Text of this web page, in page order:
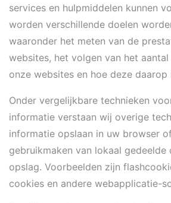
services en hulpmiddelen kunnen
worden verschillende doelen
waaronder het meten van de
websites, het volgen van het
onze websites en hoe deze daarop
Onder vergelijkbare technieken
informatie verstaan wij overige
informatie opslaan in uw browser
gebruikmaken van lokaal
opslag. Voorbeelden zijn
cookies en andere webapplicatie-